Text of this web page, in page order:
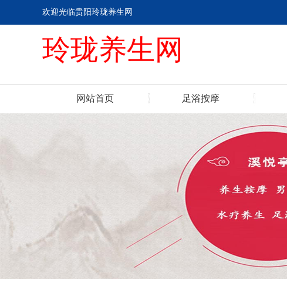
欢迎光临贵阳玲珑养生网
玲珑养生网
网站首页 足浴按摩